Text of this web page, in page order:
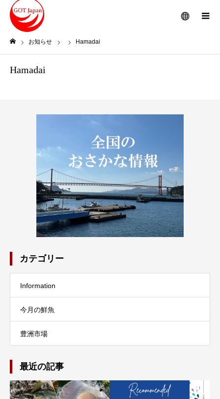
メニュー
お知らせ Hamadai
Hamadai
カテゴリー
Information
今月の鮮魚
豊洲市場
最近の記事